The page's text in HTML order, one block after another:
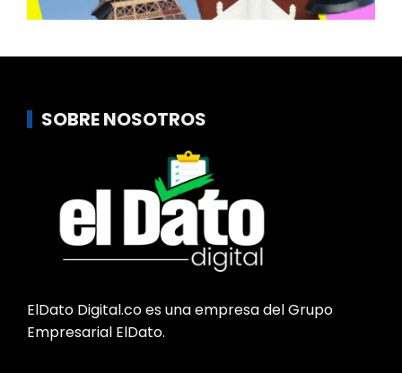
SOBRE NOSOTROS
ElDato Digital.co es una empresa del Grupo
Empresarial ElDato.